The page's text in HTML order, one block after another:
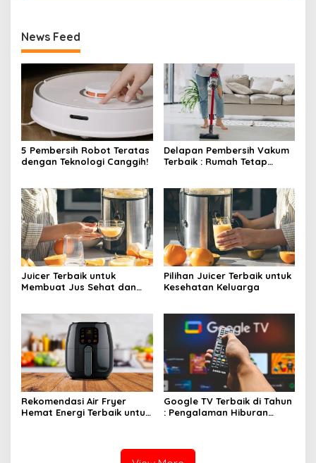
News Feed
5 Pembersih Robot Teratas
dengan Teknologi Canggih!
Delapan Pembersih Vakum
Terbaik : Rumah Tetap
Juicer Terbaik untuk
Membuat Jus Sehat dan
Pilihan Juicer Terbaik untuk
Kesehatan Keluarga
Rekomendasi Air Fryer
Hemat Energi Terbaik untuk
Google TV Terbaik di Tahun
: Pengalaman Hiburan